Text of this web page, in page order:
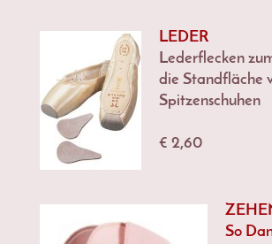
LEDER
Lederflecken
die Standfläche
Spitzenschuhen
€ 2,60
So